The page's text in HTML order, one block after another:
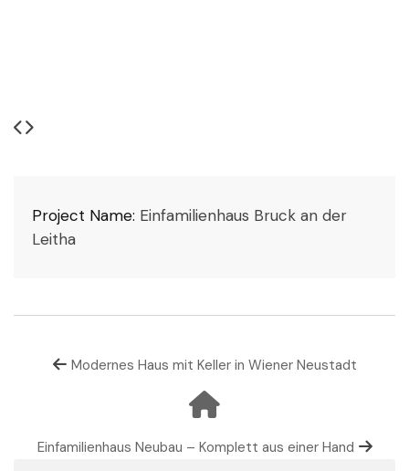
Project Name: Einfamilienhaus Bruck an der
Leitha
Modernes Haus mit Keller in Wiener Neustadt
Einfamilienhaus Neubau – Komplett aus einer Hand